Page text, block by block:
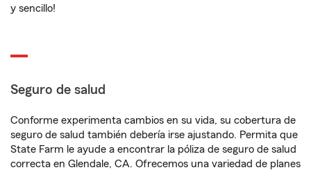
y sencillo!
Seguro de salud
Conforme experimenta cambios en su vida, su cobertura de
seguro de salud también debería irse ajustando. Permita que
State Farm le ayude a encontrar la póliza de seguro de salud
correcta en Glendale, CA. Ofrecemos una variedad de planes